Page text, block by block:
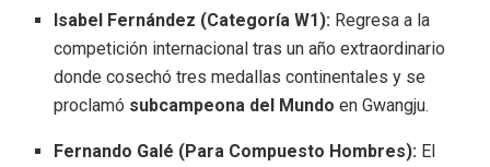
Isabel Fernández (Categoría W1): Regresa a la
competición internacional tras un año extraordinario
donde cosechó tres medallas continentales y se
proclamó subcampeona del Mundo en Gwangju.
Fernando Galé (Para Compuesto Hombres): El